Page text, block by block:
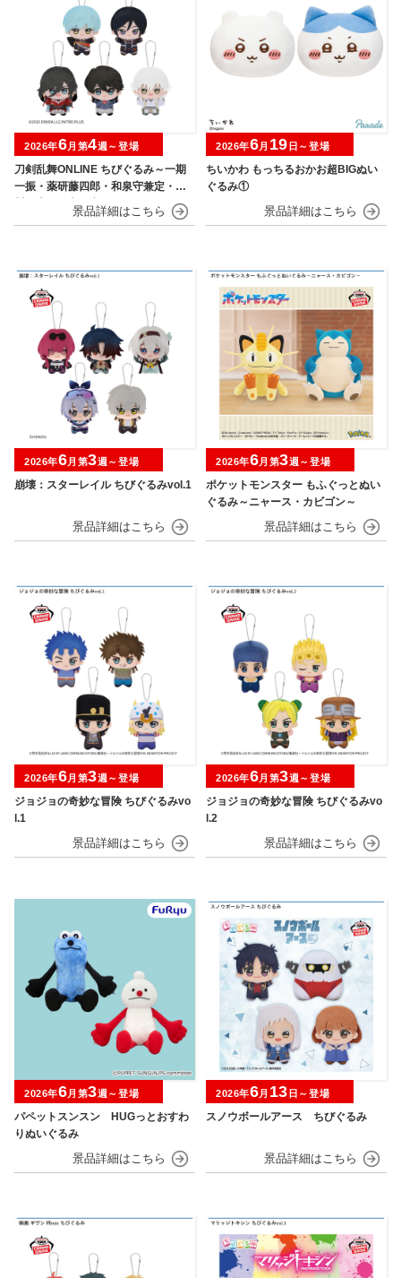
刀剣乱舞ONLINE ちびぐるみ～一期
一振・薬研藤四郎・和泉守兼定・堀
川国広・鶴丸国永～
2026年6月第4週～登場
ちいかわ もっちるおかお超BIGぬい
ぐるみ①
2026年6月 19 日～登場
崩壊：スターレイル ちびぐるみvol.1
2026年6月第3週～登場
ポケットモンスター もふぐっとぬい
ぐるみ～ニャース・カビゴン～
2026年6月第3週～登場
ジョジョの奇妙な冒険 ちびぐるみvo
l.1
2026年6月第3週～登場
ジョジョの奇妙な冒険 ちびぐるみvo
l.2
2026年6月第3週～登場
パペットスンスン HUGっとおすわ
りぬいぐるみ
2026年6月第3週～登場
スノウボールアース ちびぐるみ
2026年6月 13 日～登場